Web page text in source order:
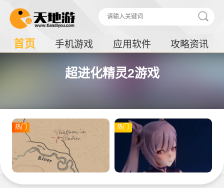
首页 手机游戏 应用软件 攻略资讯
超进化精灵2游戏
热门 热门